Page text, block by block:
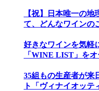
【祝】日本唯一の地
て、どんなワインの
好きなワインを気軽
「WINE LIST」を
35組もの生産者が来
ト「ヴィナイオッテ